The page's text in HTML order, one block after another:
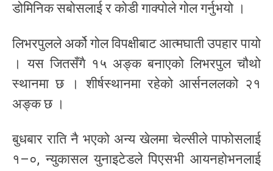
डोमिनिक सबोसलाई र कोडी गाक्पोले गोल गर्नुभयो ।
लिभरपुलले अर्को गोल विपक्षीबाट आत्मघाती उपहार पायो
। यस जितसँगै १५ अङ्क बनाएको लिभरपुल चौथो
स्थानमा छ । शीर्षस्थानमा रहेको आर्सनललको २१
अङ्क छ ।
बुधबार राति नै भएको अन्य खेलमा चेल्सीले पाफोसलाई
१–०, न्युकासल युनाइटेडले पिएसभी आयनहोभनलाई